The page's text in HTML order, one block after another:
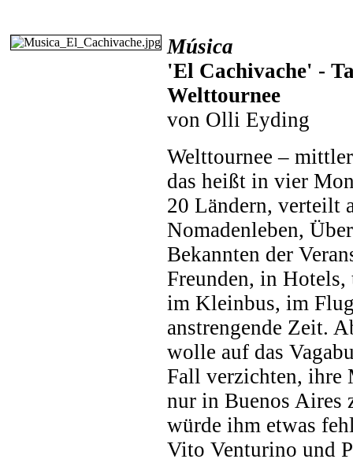
Música
'El Cachivache' -
Welttournee
von Olli Eyding
Welttournee –
das heißt in vier
20 Ländern, verteilt
Nomadenleben,
Bekannten der
Freunden, in
im Kleinbus, im
anstrengende Zeit.
wolle auf das
Fall verzichten, ihre
nur in Buenos Aires
würde ihm etwas
Vito Venturino und